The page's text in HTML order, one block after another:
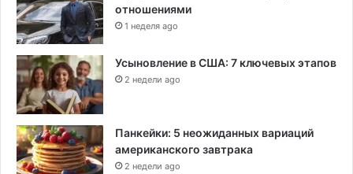
отношениями
1 неделя ago
Усыновление в США: 7 ключевых этапов
2 недели ago
Панкейки: 5 неожиданных вариаций
американского завтрака
2 недели ago